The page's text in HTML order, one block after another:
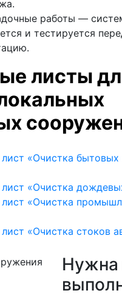
работы —
и тестируется
листы
«Очистка бытовых
«Очистка
«Очистка
«Очистка стоков
Нужна